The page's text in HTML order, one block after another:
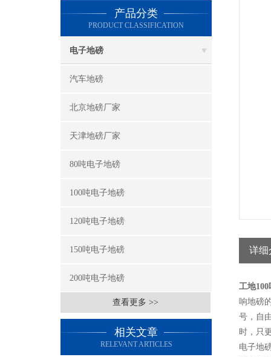
产品分类
PRODUCT CLASSIFICATION
电子地磅
汽车地磅
北京地磅厂家
天津地磅厂家
80吨电子地磅
100吨电子地磅
120吨电子地磅
150吨电子地磅
200吨电子地磅
查看更多 >>
相关文章
RELEVANT ARTICLES
详细
工地
响地磅
号，自
时，只
电子地